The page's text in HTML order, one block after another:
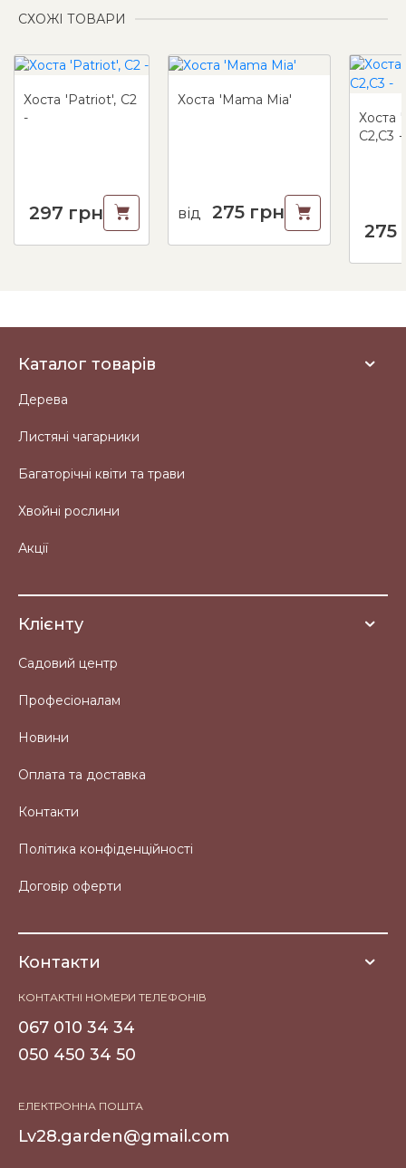
СХОЖІ ТОВАРИ
Хоста 'Patriot', C2
-
297 грн
Хоста 'Mama Mia'
від 275 грн
Хоста
С2,С3 -
275
Каталог товарів
Дерева
Листяні чагарники
Багаторічні квіти та трави
Хвойні рослини
Акції
Клієнту
Садовий центр
Професіоналам
Новини
Оплата та доставка
Контакти
Політика конфіденційності
Договір оферти
Контакти
КОНТАКТНІ НОМЕРИ ТЕЛЕФОНІВ
067 010 34 34
050 450 34 50
ЕЛЕКТРОННА ПОШТА
Lv28.garden@gmail.com